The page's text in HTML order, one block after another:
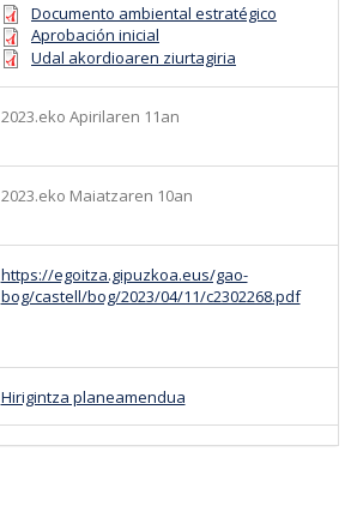
Documento ambiental estratégico
Aprobación inicial
Udal akordioaren ziurtagiria
2023.eko Apirilaren 11an
2023.eko Maiatzaren 10an
https://egoitza.gipuzkoa.eus/gao-
bog/castell/bog/2023/04/11/c2302268.pdf
Hirigintza planeamendua